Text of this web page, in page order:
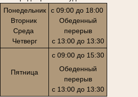
Понедельник
Вторник
Среда
Четверг
с 09:00 до 18:00
Обеденный
перерыв
с 13:00 до 13:30
Пятница
с 09:00 до 15:30
Обеденный
перерыв
с 13:00 до 13:30